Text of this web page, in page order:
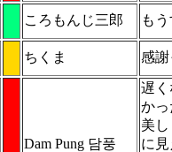
ころもんじ三郎 も
ちくま 感
Dam Pung 담풍
遅
か
美
に